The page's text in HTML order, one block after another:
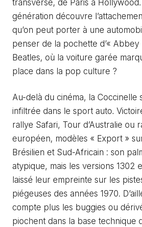
transverse, de Paris à
génération découvre
qu’on peut porter à une
penser de la pochette d’« Abbey
Beatles, où la voiture garée
place dans la pop culture ?
Au-delà du cinéma, la Coccinelle
infiltrée dans le sport auto.
rallye Safari, Tour d’Australie ou
européen, modèles « Export »
Brésilien et Sud-Africain : son
atypique, mais les versions 1302
laissé leur empreinte sur les
piégeuses des années 1970.
compte plus les buggies ou
piochent dans la base technique